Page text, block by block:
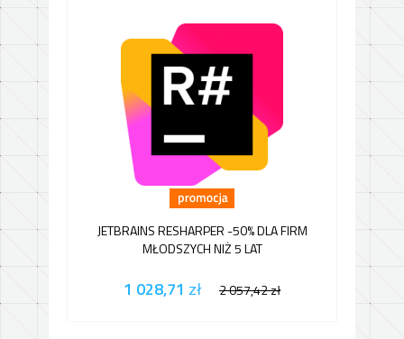
JETBRAINS RESHARPER -50% DLA FIRM
MŁODSZYCH NIŻ 5 LAT
1 028,71 zł 2 057,42zł